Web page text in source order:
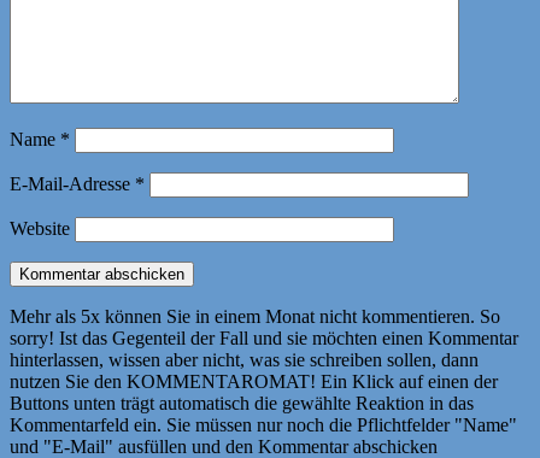
Name *
E-Mail-Adresse *
Website
Mehr als 5x können Sie in einem Monat nicht kommentieren. So
sorry! Ist das Gegenteil der Fall und sie möchten einen Kommentar
hinterlassen, wissen aber nicht, was sie schreiben sollen, dann
nutzen Sie den KOMMENTAROMAT! Ein Klick auf einen der
Buttons unten trägt automatisch die gewählte Reaktion in das
Kommentarfeld ein. Sie müssen nur noch die Pflichtfelder "Name"
und "E-Mail" ausfüllen und den Kommentar abschicken